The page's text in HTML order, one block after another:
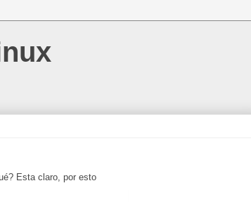
Esta claro, por esto